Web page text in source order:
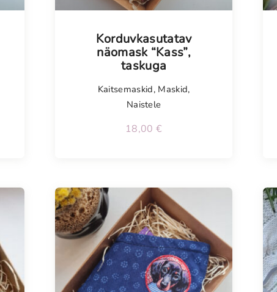
Korduvkasutatav
näomask “Kass”,
taskuga
Kaitsemaskid, Maskid,
Naistele
18,00 €